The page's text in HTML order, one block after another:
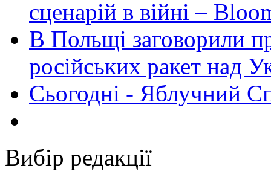
сценарій в війні –
В Польщі заговорили
російських ракет над
Сьогодні - Яблучний
Вибір редакції